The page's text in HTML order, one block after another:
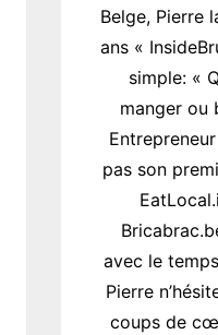
Belge, Pierre
ans «
simple: «
manger ou
Entrepreneur
pas son
avec le
Pierre
coups de